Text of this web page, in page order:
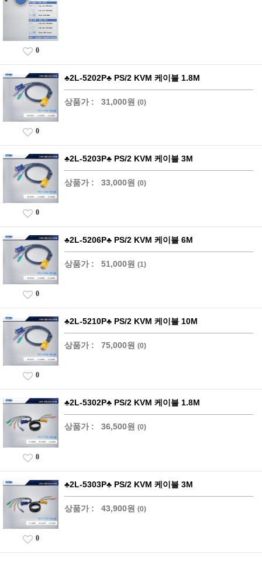
0
♣2L-5202P♣ PS/2 KVM 케이블 1.8M
상품가 : 31,000원 (0)
0
♣2L-5203P♣ PS/2 KVM 케이블 3M
상품가 : 33,000원 (0)
0
♣2L-5206P♣ PS/2 KVM 케이블 6M
상품가 : 51,000원 (1)
0
♣2L-5210P♣ PS/2 KVM 케이블 10M
상품가 : 75,000원 (0)
0
♣2L-5302P♣ PS/2 KVM 케이블 1.8M
상품가 : 36,500원 (0)
0
♣2L-5303P♣ PS/2 KVM 케이블 3M
상품가 : 43,900원 (0)
0